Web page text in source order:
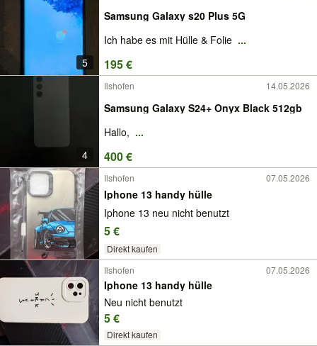
5
Samsung Galaxy s20 Plus 5G
Ich habe es mit Hülle & Folie ...
195 €
4
Ilshofen 14.05.2026
Samsung Galaxy S24+ Onyx Black 512gb
Hallo, ...
400 €
Ilshofen 07.05.2026
Iphone 13 handy hülle
Iphone 13 neu nicht benutzt
5 €
Direkt kaufen
Ilshofen
07.05.2026
Iphone 13 handy hülle
Neu nicht benutzt
5 €
Direkt kaufen